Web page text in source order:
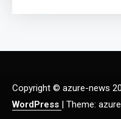
Copyright © azure-news
WordPress | Theme: